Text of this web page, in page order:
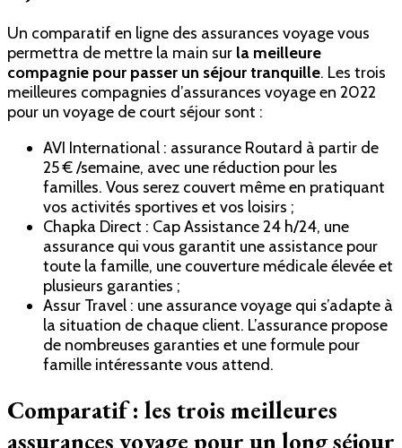
Un comparatif en ligne des assurances voyage vous
permettra de mettre la main sur la meilleure
compagnie pour passer un séjour tranquille. Les trois
meilleures compagnies d’assurances voyage en 2022
pour un voyage de court séjour sont :
AVI International : assurance Routard à partir de
25 € /semaine, avec une réduction pour les
familles. Vous serez couvert même en pratiquant
vos activités sportives et vos loisirs ;
Chapka Direct : Cap Assistance 24 h/24, une
assurance qui vous garantit une assistance pour
toute la famille, une couverture médicale élevée et
plusieurs garanties ;
Assur Travel : une assurance voyage qui s’adapte à
la situation de chaque client. L’assurance propose
de nombreuses garanties et une formule pour
famille intéressante vous attend.
Comparatif : les trois meilleures
assurances voyage pour un long séjour